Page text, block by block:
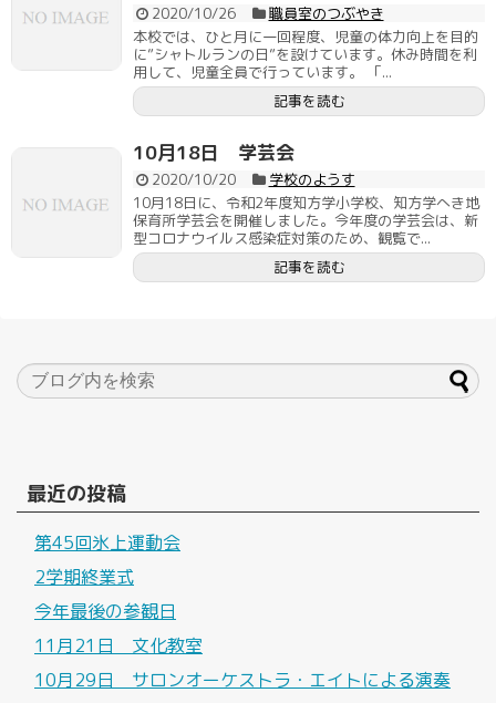
2020/10/26
職員室のつぶやき
本校では、ひと月に一回程度、児童の体力向上を目的
に”シャトルランの日”を設けています。休み時間を利
用して、児童全員で行っています。 「...
記事を読む
10月18日 学芸会
2020/10/20
学校のようす
10月18日に、令和2年度知方学小学校、知方学へき地
保育所学芸会を開催しました。今年度の学芸会は、新
型コロナウイルス感染症対策のため、観覧で...
記事を読む
最近の投稿
第45回氷上運動会
2学期終業式
今年最後の参観日
11月21日 文化教室
10月29日 サロンオーケストラ・エイトによる演奏